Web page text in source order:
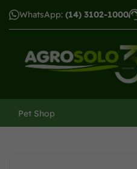
WhatsApp: (14) 3102-1000
Pet Shop
menu